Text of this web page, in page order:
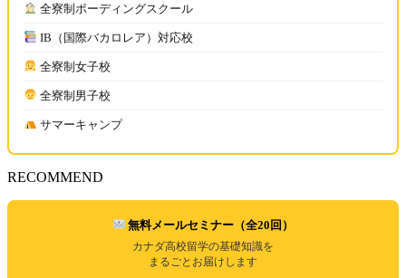
全寮制ボーディングスクール
IB（国際バカロレア）対応校
全寮制女子校
全寮制男子校
サマーキャンプ
RECOMMEND
無料メールセミナー（全20回）
カナダ高校留学の基礎知識を
まるごとお届けします